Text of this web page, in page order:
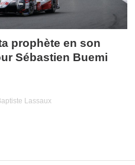
prophète en son
Sébastien Buemi
Lassaux
– Morgan Supersport